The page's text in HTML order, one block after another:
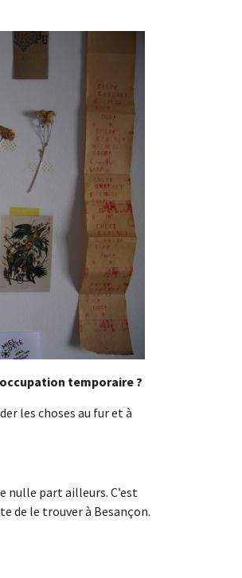
temporaire ?
les choses au fur et à
nulle part ailleurs. C’est
de le trouver à Besançon.